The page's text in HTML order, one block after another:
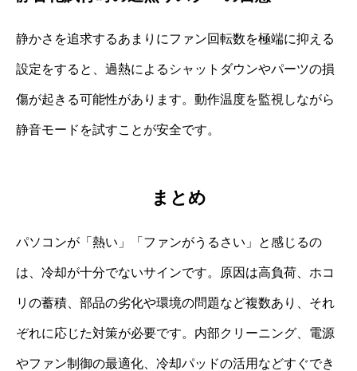
静かさを追求するあまりにファン回転数を極端に抑える
設定をすると、過熱によるシャットダウンやパーツの損
傷が起きる可能性があります。動作温度を監視しながら
静音モードを試すことが安全です。
まとめ
パソコンが「熱い」「ファンがうるさい」と感じるの
は、冷却が十分でないサインです。原因は高負荷、ホコ
リの蓄積、部品の劣化や環境の問題など複数あり、それ
ぞれに応じた対策が必要です。内部クリーニング、電源
やファン制御の最適化、冷却パッドの活用などすぐでき